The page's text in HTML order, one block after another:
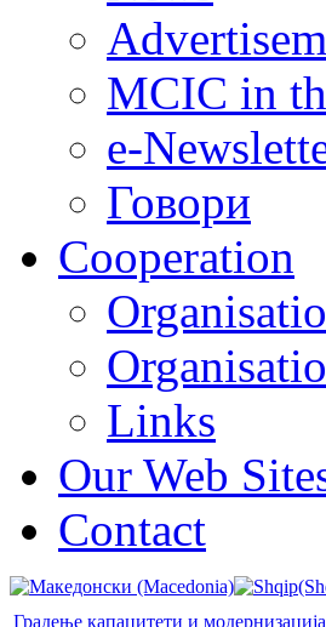
MCIC in
e-
Говори
Cooperation
Links
Our Web
Contact
Градење капацитети и